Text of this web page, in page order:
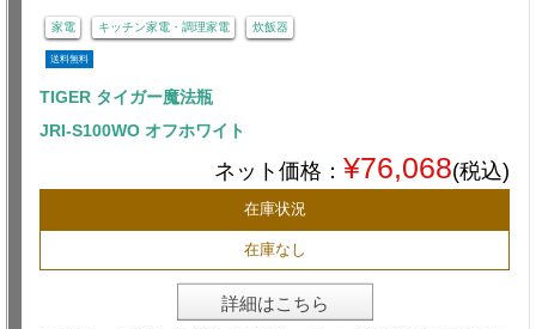
家電 キッチン家電・調理家電 炊飯器
送料無料
TIGER タイガー魔法瓶
JRI-S100WO オフホワイト
ネット価格： ¥76,068(税込)
在庫状況
在庫なし
詳細はこちら